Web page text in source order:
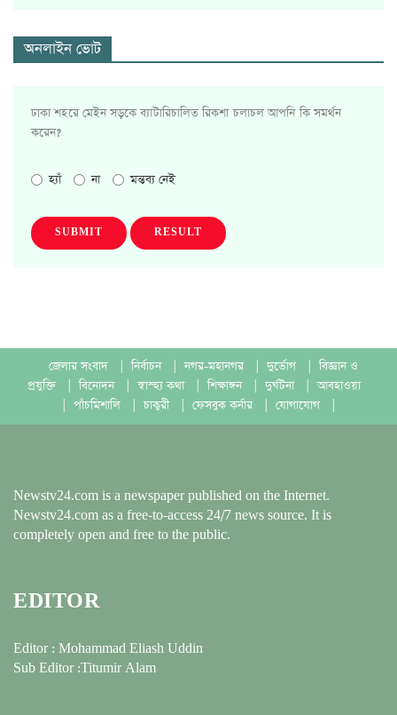
অনলাইন ভোট
ঢাকা শহরে মেইন সড়কে ব্যাটারিচালিত রিকশা চলাচল আপনি কি সমর্থন
করেন?
হ্যাঁ না মন্তব্য নেই
SUBMIT RESULT
জেলার সংবাদ নির্বাচন নগর-মহানগর দুর্ভোগ
বিজ্ঞান ও
প্রযুক্তি
বিনোদন স্বাস্হ্য কথা শিক্ষাঙ্গন দুর্ঘটনা
আবহাওয়া
পাঁচমিশালি চাকুরী ফেসবুক কর্নার যোগাযোগ
Newstv24.com is a newspaper published on the Internet.
Newstv24.com as a free-to-access 24/7 news source. It is
completely open and free to the public.
EDITOR
Editor : Mohammad Eliash Uddin
Sub Editor :Titumir Alam